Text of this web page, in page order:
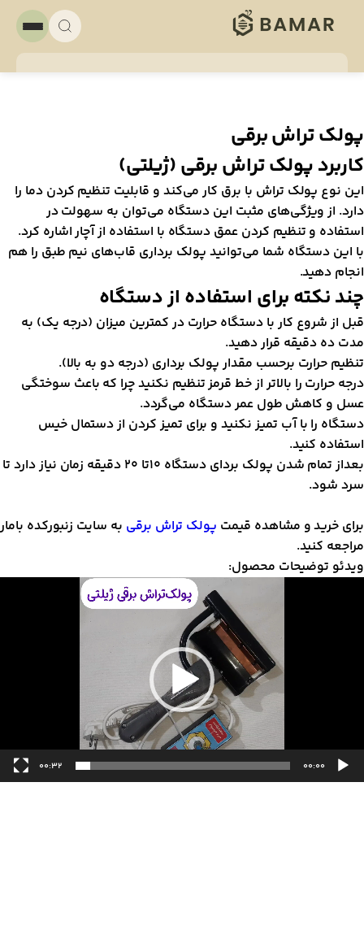
تراش برقی
پولک تراش برقی (ژیلتی)
نوع پولک تراش با برق کار می‌کند و قابلیت تنظیم کردن دما را
از ویژگی‌های مثبت این دستگاه می‌توان به سهولت در
و تنظیم کردن عمق دستگاه با استفاده از آچار اشاره کرد.
این دستگاه شما می‌توانید پولک برداری قاب‌های نیم طبق را هم
دهید.
نکته برای استفاده از دستگاه
از شروع کار با دستگاه حرارت در کمترین میزان (درجه یک) به
ده دقیقه قرار دهید.
حرارت برحسب مقدار پولک برداری (درجه دو به بالا).
حرارت را بالاتر از خط قرمز تنظیم نکنید چرا که باعث سوختگی
و کاهش طول عمر دستگاه می‌گردد.
را با آب تمیز نکنید و برای تمیز کردن از دستمال خیس
کنید.
بعداز تمام شدن پولک بردای دستگاه 10تا 20 دقیقه زمان نیاز دارد تا
شود.
خرید و مشاهده قیمت پولک تراش برقیبه سایت زنبور‌کده بامار
کنید.
توضیحات محصول:
00:00
00:32